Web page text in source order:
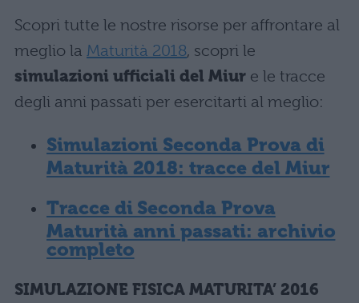
Scopri tutte le nostre risorse per affrontare al
meglio la Maturità 2018, scopri le
simulazioni ufficiali del Miur e le tracce
degli anni passati per esercitarti al meglio:
Simulazioni Seconda Prova di
Maturità 2018: tracce del Miur
Tracce di Seconda Prova
Maturità anni passati: archivio
completo
SIMULAZIONE FISICA MATURITA’ 2016